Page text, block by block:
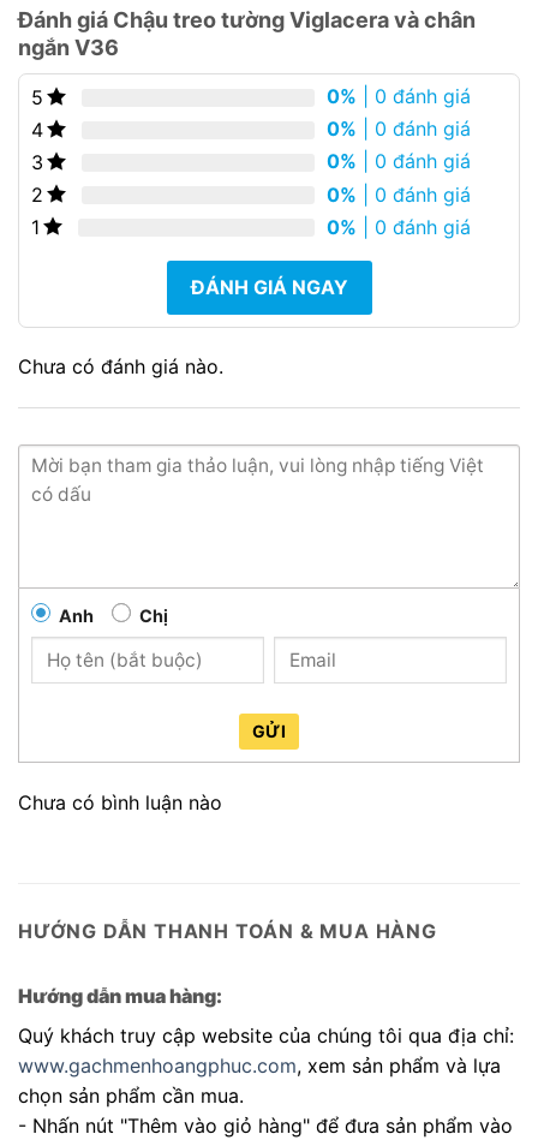
Đánh giá Chậu treo tường Viglacera và chân
ngắn V36
5 0% | 0 đánh giá
4
0% | 0 đánh giá
3
0% | 0 đánh giá
2
0% | 0 đánh giá
1
0% | 0 đánh giá
ĐÁNH GIÁ NGAY
Chưa có đánh giá nào.
Anh Chị
GỬI
Chưa có bình luận nào
HƯỚNG DẪN THANH TOÁN & MUA HÀNG
Hướng dẫn mua hàng:
Quý khách truy cập website của chúng tôi qua địa chỉ:
www.gachmenhoangphuc.com, xem sản phẩm và lựa
chọn sản phẩm cần mua.
- Nhấn nút "Thêm vào giỏ hàng" để đưa sản phẩm vào